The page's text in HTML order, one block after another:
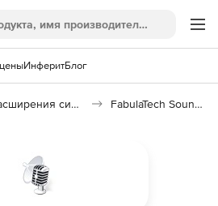
ИнферитБлог
Расширения системы FabulaTech Sound over RDP